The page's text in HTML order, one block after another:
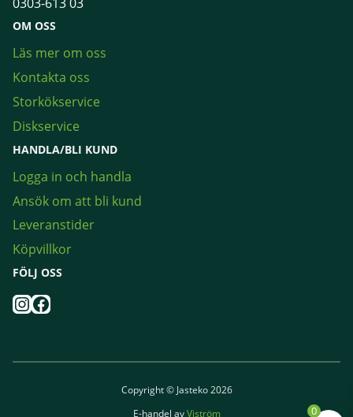
OM OSS
Läs mer om oss
Kontakta oss
Storkökservice
Diskservice
HANDLA/BLI KUND
Logga in och handla
Ansök om att bli kund
Leveranstider
Köpvillkor
FÖLJ OSS
Instagram
Facebook
Copyright © Jasteko 2026
E-handel avViström 0